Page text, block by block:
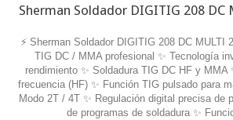
Sherman Soldador DIGITIG 208 DC
⚡ Sherman Soldador DIGITIG 208 DC MULTI
TIG DC / MMA profesional ✨ Tecnología
rendimiento ✨ Soldadura TIG DC HF y MMA
frecuencia (HF) ✨ Función TIG pulsado para
Modo 2T / 4T ✨ Regulación digital precisa de
de programas de soldadura ✨